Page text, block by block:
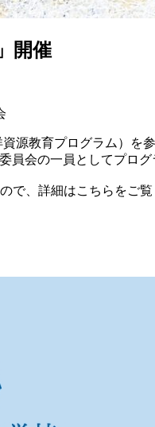
開催
資源教育プログラム）
員会の一員としてプロ
で、詳細はこちらをご覧